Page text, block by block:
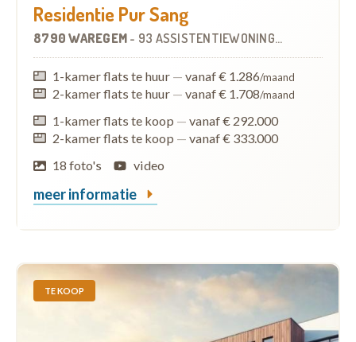
Residentie Pur Sang
8790 WAREGEM - 93 ASSISTENTIEWONINGEN
1-kamer flats te huur — vanaf € 1.286/maand
2-kamer flats te huur — vanaf € 1.708/maand
1-kamer flats te koop — vanaf € 292.000
2-kamer flats te koop — vanaf € 333.000
18 foto's
video
meer informatie
TE KOOP